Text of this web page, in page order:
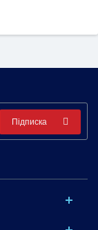
Підписка